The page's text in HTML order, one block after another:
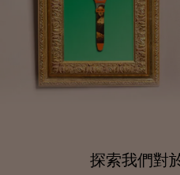
探索我們對